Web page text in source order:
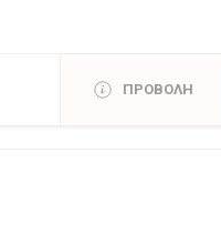
ΠΡΟΒΟΛΗ